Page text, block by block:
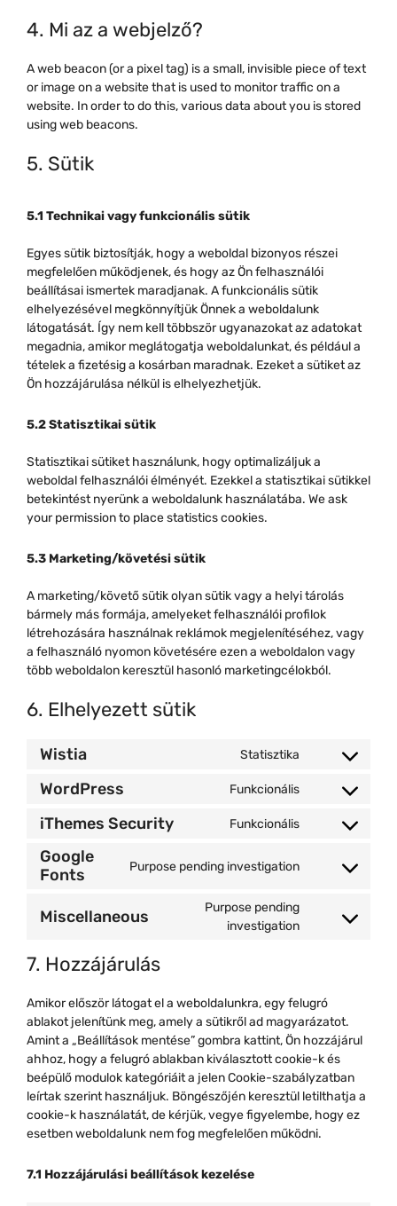
4. Mi az a webjelző?
A web beacon (or a pixel tag) is a small, invisible piece of text
or image on a website that is used to monitor traffic on a
website. In order to do this, various data about you is stored
using web beacons.
5. Sütik
5.1 Technikai vagy funkcionális sütik
Egyes sütik biztosítják, hogy a weboldal bizonyos részei
megfelelően működjenek, és hogy az Ön felhasználói
beállításai ismertek maradjanak. A funkcionális sütik
elhelyezésével megkönnyítjük Önnek a weboldalunk
látogatását. Így nem kell többször ugyanazokat az adatokat
megadnia, amikor meglátogatja weboldalunkat, és például a
tételek a fizetésig a kosárban maradnak. Ezeket a sütiket az
Ön hozzájárulása nélkül is elhelyezhetjük.
5.2 Statisztikai sütik
Statisztikai sütiket használunk, hogy optimalizáljuk a
weboldal felhasználói élményét. Ezekkel a statisztikai sütikkel
betekintést nyerünk a weboldalunk használatába. We ask
your permission to place statistics cookies.
5.3 Marketing/követési sütik
A marketing/követő sütik olyan sütik vagy a helyi tárolás
bármely más formája, amelyeket felhasználói profilok
létrehozására használnak reklámok megjelenítéséhez, vagy
a felhasználó nyomon követésére ezen a weboldalon vagy
több weboldalon keresztül hasonló marketingcélokból.
6. Elhelyezett sütik
Wistia Statisztika
Consent
service
wistia
WordPress Funkcionális
Consent
service
iThemes Security Funkcionális
Consent
service
Google
Fonts
Purpose pending investigation
Consent
service
Miscellaneous
Purpose pending
investigation
Consent
7. Hozzájárulás
Amikor először látogat el a weboldalunkra, egy felugró
ablakot jelenítünk meg, amely a sütikről ad magyarázatot.
Amint a „Beállítások mentése” gombra kattint, Ön hozzájárul
ahhoz, hogy a felugró ablakban kiválasztott cookie-k és
beépülő modulok kategóriáit a jelen Cookie-szabályzatban
leírtak szerint használjuk. Böngészőjén keresztül letilthatja a
cookie-k használatát, de kérjük, vegye figyelembe, hogy ez
esetben weboldalunk nem fog megfelelően működni.
7.1 Hozzájárulási beállítások kezelése